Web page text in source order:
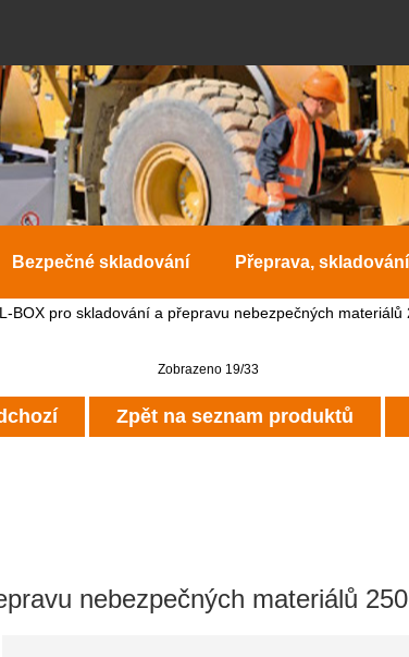
Bezpečné skladování Přeprava, skladování
BOX pro skladování a přepravu nebezpečných materiálů
Zobrazeno 19/33
Zpět na seznam produktů
nebezpečných materiálů